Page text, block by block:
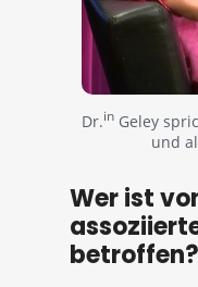
Dr.in Geley
und
Wer ist
betroffen?